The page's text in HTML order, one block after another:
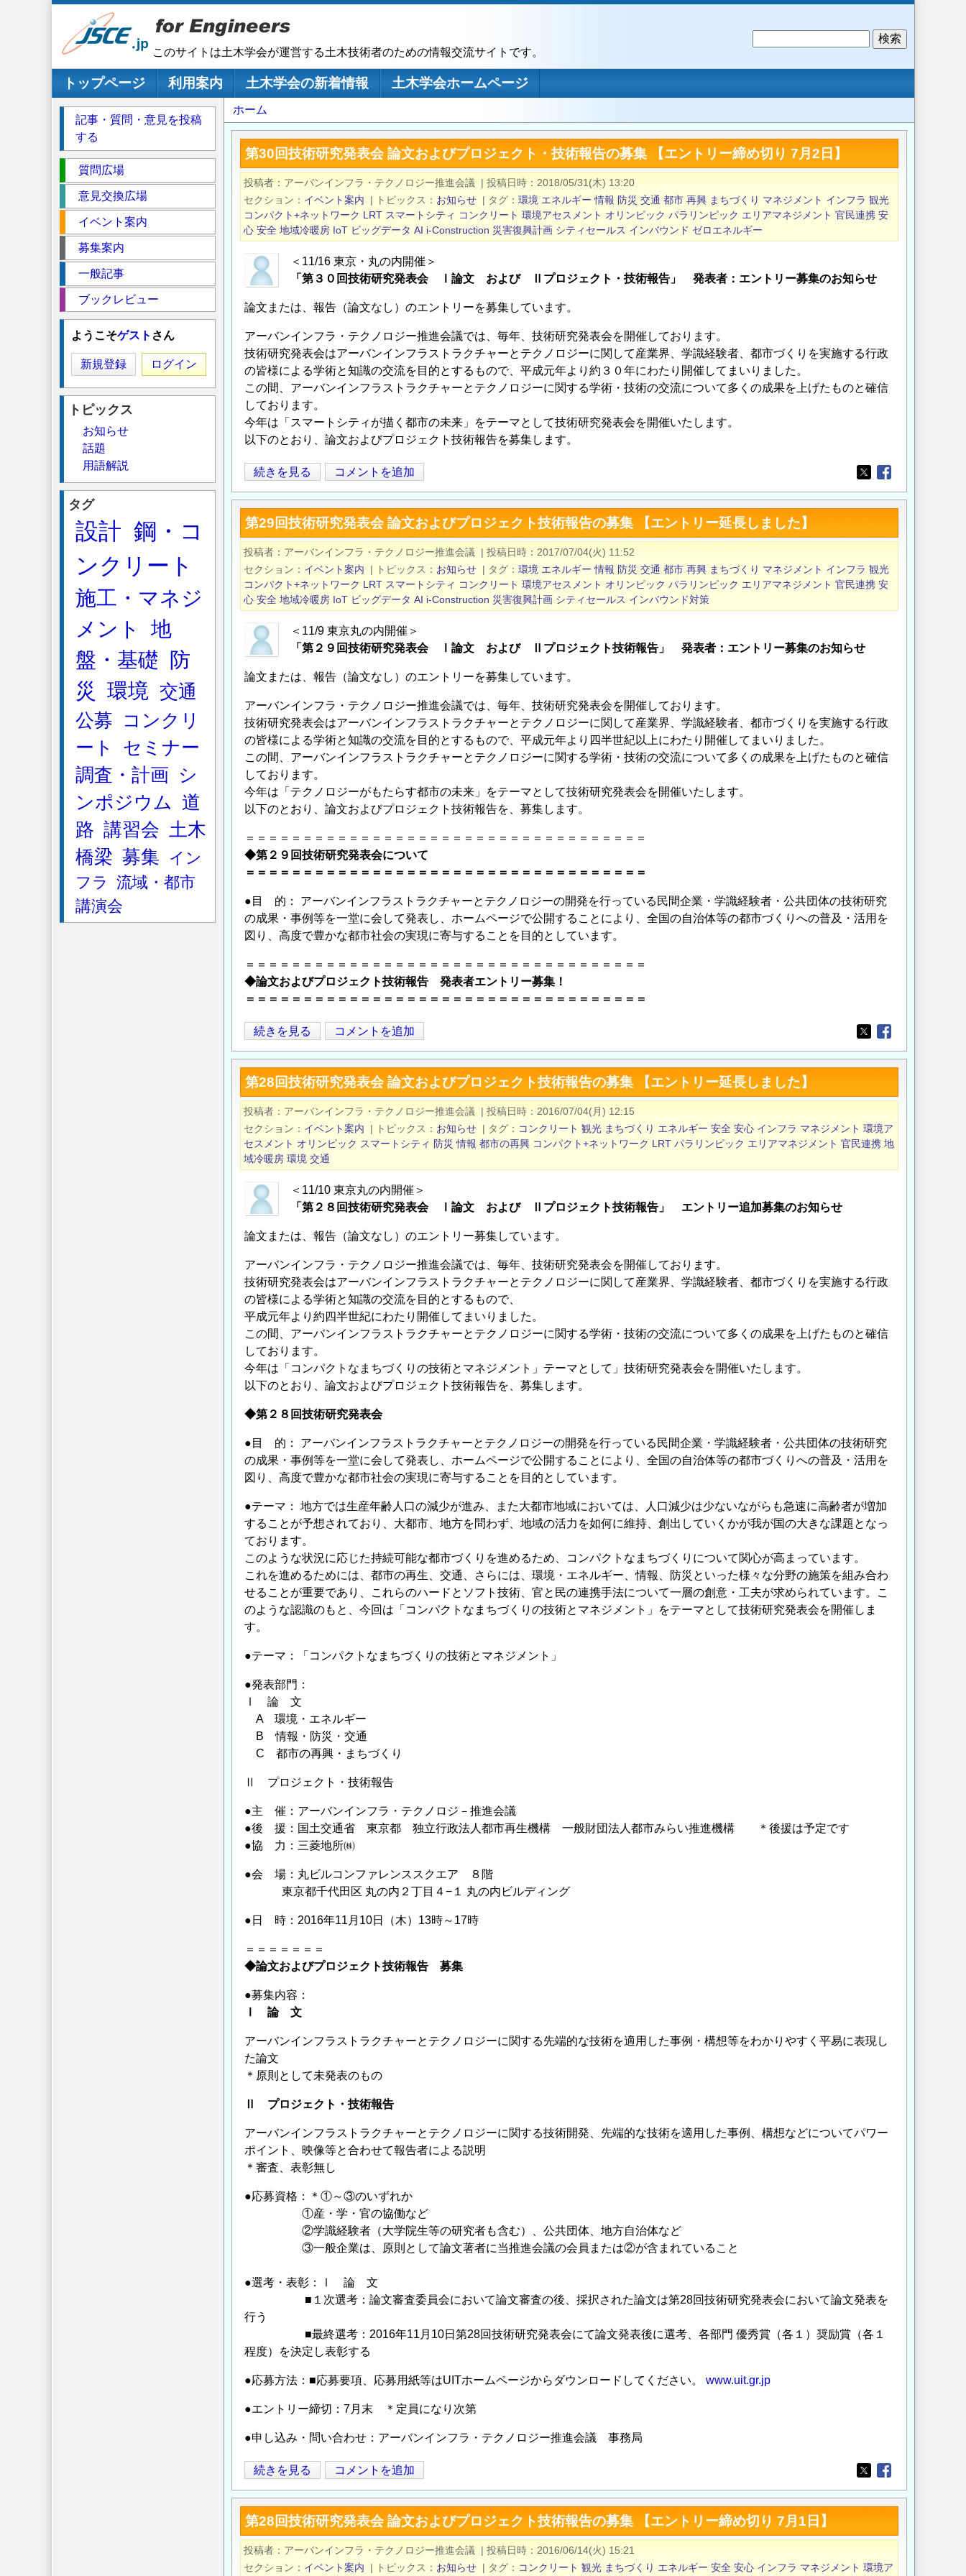
このサイトは土木学会が運営する土木技術者のための情報交流サイトです。
メインナビゲーション
トップページ 利用案内 土木学会の新着情報
土木学会ホームページ
パ
ン
く
ず
ホーム
第30回技術研究発表会 論文およびプロジェクト・技術報告の募集 【エントリー締め切り 7月2日】
投稿者 アーバンインフラ・テクノロジー推進会議 | 投稿日時
2018/05/31(木) 13:20
セクション
イベント案内 | トピックス お知らせ | タグ 環境 エネルギー 情報 防災 交通 都市 再興 まちづくり マネジメント インフラ 観光
コンパクト+ネットワーク LRT スマートシティ コンクリート 環境アセスメント オリンピック パラリンピック エリアマネジメント 官民連携 安
心 安全 地域冷暖房 IoT ビッグデータ AI i-Construction 災害復興計画 シティセールス インバウンド ゼロエネルギー
＜11/16 東京・丸の内開催＞
「第３０回技術研究発表会 Ⅰ論文 および Ⅱプロジェクト・技術報告」 発表者：エントリー募集のお知らせ
論文または、報告（論文なし）のエントリーを募集しています。
アーバンインフラ・テクノロジー推進会議では、毎年、技術研究発表会を開催しております。
技術研究発表会はアーバンインフラストラクチャーとテクノロジーに関して産業界、学識経験者、都市づくりを実施する行政
の皆様による学術と知識の交流を目的とするもので、平成元年より約３０年にわたり開催してまいりました。
この間、アーバンインフラストラクチャーとテクノロジーに関する学術・技術の交流について多くの成果を上げたものと確信
しております。
今年は「スマートシティが描く都市の未来」をテーマとして技術研究発表会を開催いたします。
以下のとおり、論文およびプロジェクト技術報告を募集します。
第
30
回
技
術
究
発
会
文
よ
び
プ
ロ
ジ
ェ
ク
技
告
の
募
【エ
リ
締
め
切
り
7
月
2
日】
の
続きを見る コメントを追加
Opens in a new
Opens in a new
第29回技術研究発表会 論文およびプロジェクト技術報告の募集 【エントリー延長しました】
投稿者 アーバンインフラ・テクノロジー推進会議 | 投稿日時
2017/07/04(火) 11:52
セクション
イベント案内 | トピックス お知らせ | タグ 環境 エネルギー 情報 防災 交通 都市 再興 まちづくり マネジメント インフラ 観光
コンパクト+ネットワーク LRT スマートシティ コンクリート 環境アセスメント オリンピック パラリンピック エリアマネジメント 官民連携 安
心 安全 地域冷暖房 IoT ビッグデータ AI i-Construction 災害復興計画 シティセールス インバウンド対策
＜11/9 東京丸の内開催＞
「第２９回技術研究発表会 Ⅰ論文 および Ⅱプロジェクト技術報告」 発表者：エントリー募集のお知らせ
論文または、報告（論文なし）のエントリーを募集しています。
アーバンインフラ・テクノロジー推進会議では、毎年、技術研究発表会を開催しております。
技術研究発表会はアーバンインフラストラクチャーとテクノロジーに関して産業界、学識経験者、都市づくりを実施する行政
の皆様による学術と知識の交流を目的とするもので、平成元年より四半世紀以上にわたり開催してまいりました。
この間、アーバンインフラストラクチャーとテクノロジーに関する学術・技術の交流について多くの成果を上げたものと確信
しております。
今年は「テクノロジーがもたらす都市の未来」をテーマとして技術研究発表会を開催いたします。
以下のとおり、論文およびプロジェクト技術報告を、募集します。
＝＝＝＝＝＝＝＝＝＝＝＝＝＝＝＝＝＝＝＝＝＝＝＝＝＝＝＝＝＝＝＝＝＝＝
◆第２９回技術研究発表会について
＝＝＝＝＝＝＝＝＝＝＝＝＝＝＝＝＝＝＝＝＝＝＝＝＝＝＝＝＝＝＝＝＝＝＝
●目 的： アーバンインフラストラクチャーとテクノロジーの開発を行っている民間企業・学識経験者・公共団体の技術研究
の成果・事例等を一堂に会して発表し、ホームページで公開することにより、全国の自治体等の都市づくりへの普及・活用を
図り、高度で豊かな都市社会の実現に寄与することを目的としています。
＝＝＝＝＝＝＝＝＝＝＝＝＝＝＝＝＝＝＝＝＝＝＝＝＝＝＝＝＝＝＝＝＝＝＝
◆論文およびプロジェクト技術報告 発表者エントリー募集！
＝＝＝＝＝＝＝＝＝＝＝＝＝＝＝＝＝＝＝＝＝＝＝＝＝＝＝＝＝＝＝＝＝＝＝
第
29
回
技
術
究
発
会
文
よ
び
プ
ロ
ジ
ェ
ク
ト
技
報
告
の
集
【エ
ン
ト
リ
ー
延
し
ま
た】
の
続きを見る コメントを追加
Opens in a new
Opens in a new
第28回技術研究発表会 論文およびプロジェクト技術報告の募集 【エントリー延長しました】
投稿者 アーバンインフラ・テクノロジー推進会議 | 投稿日時
2016/07/04(月) 12:15
セクション
イベント案内 | トピックス お知らせ | タグ コンクリート 観光 まちづくり エネルギー 安全 安心 インフラ マネジメント 環境ア
セスメント オリンピック スマートシティ 防災 情報 都市の再興 コンパクト+ネットワーク LRT パラリンピック エリアマネジメント 官民連携 地
域冷暖房 環境 交通
＜11/10 東京丸の内開催＞
「第２８回技術研究発表会 Ⅰ論文 および Ⅱプロジェクト技術報告」 エントリー追加募集のお知らせ
論文または、報告（論文なし）のエントリー募集しています。
アーバンインフラ・テクノロジー推進会議では、毎年、技術研究発表会を開催しております。
技術研究発表会はアーバンインフラストラクチャーとテクノロジーに関して産業界、学識経験者、都市づくりを実施する行政
の皆様による学術と知識の交流を目的とするもので、
平成元年より約四半世紀にわたり開催してまいりました。
この間、アーバンインフラストラクチャーとテクノロジーに関する学術・技術の交流について多くの成果を上げたものと確信
しております。
今年は「コンパクトなまちづくりの技術とマネジメント」テーマとして」技術研究発表会を開催いたします。
以下のとおり、論文およびプロジェクト技術報告を、募集します。
◆第２８回技術研究発表会
●目 的： アーバンインフラストラクチャーとテクノロジーの開発を行っている民間企業・学識経験者・公共団体の技術研究
の成果・事例等を一堂に会して発表し、ホームページで公開することにより、全国の自治体等の都市づくりへの普及・活用を
図り、高度で豊かな都市社会の実現に寄与することを目的としています。
●テーマ： 地方では生産年齢人口の減少が進み、また大都市地域においては、人口減少は少ないながらも急速に高齢者が増加
することが予想されており、大都市、地方を問わず、地域の活力を如何に維持、創出していくかが我が国の大きな課題となっ
ております。
このような状況に応じた持続可能な都市づくりを進めるため、コンパクトなまちづくりについて関心が高まっています。
これを進めるためには、都市の再生、交通、さらには、環境・エネルギー、情報、防災といった様々な分野の施策を組み合わ
せることが重要であり、これらのハードとソフト技術、官と民の連携手法について一層の創意・工夫が求められています。こ
のような認識のもと、今回は「コンパクトなまちづくりの技術とマネジメント」をテーマとして技術研究発表会を開催しま
す。
●テーマ：「コンパクトなまちづくりの技術とマネジメント」
●発表部門：
Ⅰ 論 文
A 環境・エネルギー
B 情報・防災・交通
C 都市の再興・まちづくり
Ⅱ プロジェクト・技術報告
●主 催：アーバンインフラ・テクノロジ－推進会議
●後 援：国土交通省 東京都 独立行政法人都市再生機構 一般財団法人都市みらい推進機構 ＊後援は予定です
●協 力：三菱地所㈱
●会 場：丸ビルコンファレンススクエア ８階
東京都千代田区 丸の内２丁目４−１ 丸の内ビルディング
●日 時：2016年11月10日（木）13時～17時
＝＝＝＝＝＝＝
◆論文およびプロジェクト技術報告 募集
●募集内容：
Ⅰ 論 文
アーバンインフラストラクチャーとテクノロジーに関する先端的な技術を適用した事例・構想等をわかりやすく平易に表現し
た論文
＊原則として未発表のもの
Ⅱ プロジェクト・技術報告
アーバンインフラストラクチャーとテクノロジーに関する技術開発、先端的な技術を適用した事例、構想などについてパワー
ポイント、映像等と合わせて報告者による説明
＊審査、表彰無し
●応募資格：＊①～③のいずれか
①産・学・官の協働など
②学識経験者（大学院生等の研究者も含む）、公共団体、地方自治体など
③一般企業は、原則として論文著者に当推進会議の会員または②が含まれていること
●選考・表彰：Ⅰ 論 文
■１次選考：論文審査委員会において論文審査の後、採択された論文は第28回技術研究発表会において論文発表を
行う
■最終選考：2016年11月10日第28回技術研究発表会にて論文発表後に選考、各部門 優秀賞（各１）奨励賞（各１
程度）を決定し表彰する
●応募方法：■応募要項、応募用紙等はUITホームページからダウンロードしてください。 www.uit.gr.jp
●エントリー締切：7月末 ＊定員になり次第
●申し込み・問い合わせ：アーバンインフラ・テクノロジー推進会議 事務局
第
28
回
技
術
続きを見る コメントを追加
Opens in a new
Opens in a new
第28回技術研究発表会 論文およびプロジェクト技術報告の募集 【エントリー締め切り 7月1日】
投稿者 アーバンインフラ・テクノロジー推進会議 | 投稿日時
2016/06/14(火) 15:21
セクション
イベント案内 | トピックス お知らせ | タグ コンクリート 観光 まちづくり エネルギー 安全 安心 インフラ マネジメント 環境ア
記事・質問・意見を投稿
する
ク
シ
質問広場
意見交換広場
イベント案内
募集案内
一般記事
ブックレビュー
ようこそゲスト さん
新規登録 ログイン
トピックス
お知らせ
話題
用語解説
タグ
設計 鋼・コ
ンクリート
施工・マネジ
メント
地
盤・基礎
防
災
環境 交通
公募
コンクリ
ート
セミナー
調査・計画
シ
ンポジウム 道
路 講習会 土木
橋梁 募集
イン
フラ
流域・都市
講演会